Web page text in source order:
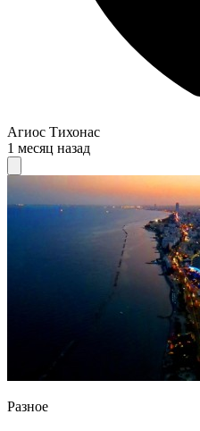
Агиос Тихонас
1 месяц назад
Разное